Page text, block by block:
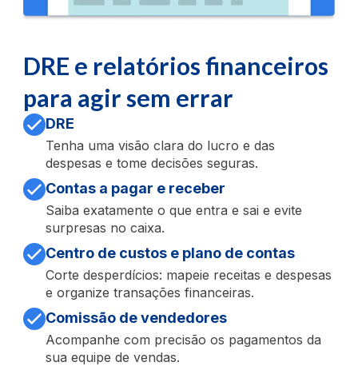
DRE e relatórios financeiros
para agir sem errar
DRE
Tenha uma visão clara do lucro e das
despesas e tome decisões seguras.
Contas a pagar e receber
Saiba exatamente o que entra e sai e evite
surpresas no caixa.
Centro de custos e plano de contas
Corte desperdícios: mapeie receitas e despesas
e organize transações financeiras.
Comissão de vendedores
Acompanhe com precisão os pagamentos da
sua equipe de vendas.